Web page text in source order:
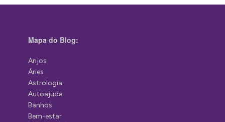
Mapa do Blog:
Anjos
Áries
Astrologia
Autoajuda
Banhos
Bem-estar